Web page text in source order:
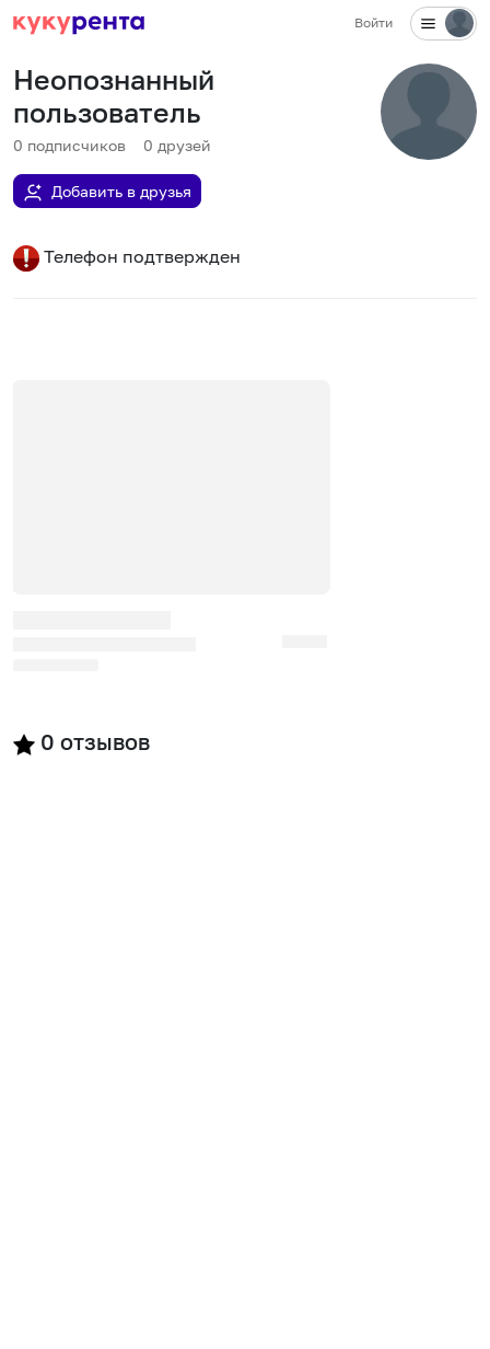
Войти
Неопознанный
пользователь
0 подписчиков 0 друзей
Добавить в друзья
Телефон подтвержден
0 отзывов